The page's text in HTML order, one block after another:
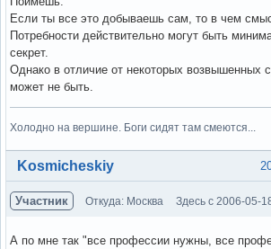
Если ты все это добываешь сам, то в чем
Потребности действительно могут быть
секрет.
Однако в отличие от некоторых возвышенных
может не быть.
Холодно на вершине. Боги сидят там смеются...
Вне форума
Kosmicheskiy
Участник Откуда: Москва Здесь с 2006-05-
А по мне так "все профессии нужны, все